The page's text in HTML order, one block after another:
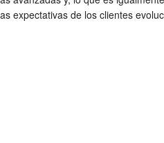
expectativas de los clientes